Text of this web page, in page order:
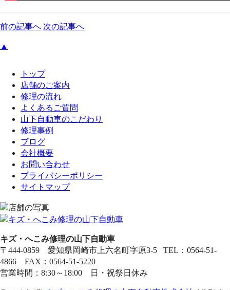
前の記事へ 次の記事へ
▲
トップ
店舗のご案内
修理の流れ
よくあるご質問
山下自動車のこだわり
修理事例
ブログ
会社概要
お問い合わせ
プライバシーポリシー
サイトマップ
キズ・へこみ修理の山下自動車
〒444-0859 愛知県岡崎市上六名町字原3-5 TEL：0564-51-
4866 FAX：0564-51-5220
営業時間：8:30～18:00 日・祝祭日休み